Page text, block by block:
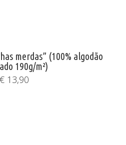
merdas” (100% algodão
190g/m²)
€13,90